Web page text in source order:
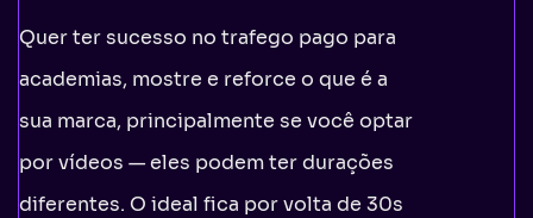
Quer ter sucesso no trafego pago para
academias, mostre e reforce o que é a
sua marca, principalmente se você optar
por vídeos — eles podem ter durações
diferentes. O ideal fica por volta de 30s